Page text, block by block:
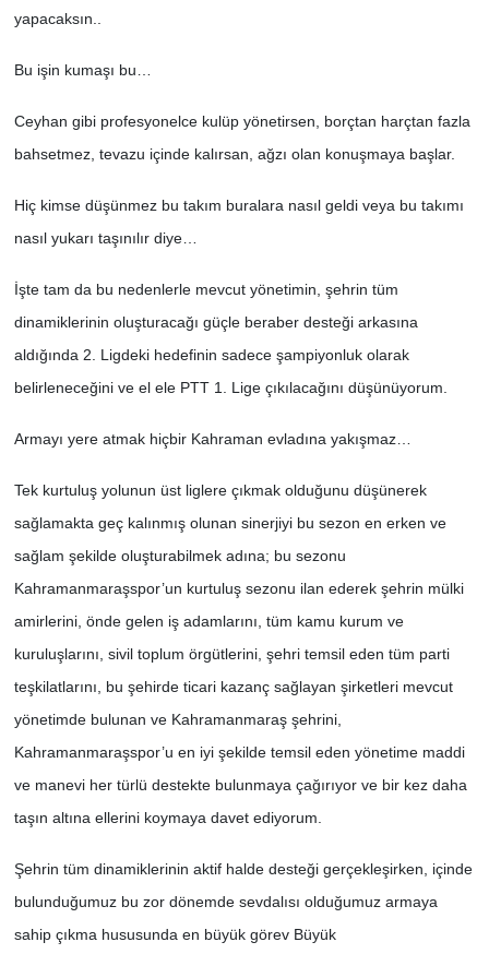
yapacaksın..
Bu işin kumaşı bu…
Ceyhan gibi profesyonelce kulüp yönetirsen, borçtan harçtan fazla
bahsetmez, tevazu içinde kalırsan, ağzı olan konuşmaya başlar.
Hiç kimse düşünmez bu takım buralara nasıl geldi veya bu takımı
nasıl yukarı taşınılır diye…
İşte tam da bu nedenlerle mevcut yönetimin, şehrin tüm
dinamiklerinin oluşturacağı güçle beraber desteği arkasına
aldığında 2. Ligdeki hedefinin sadece şampiyonluk olarak
belirleneceğini ve el ele PTT 1. Lige çıkılacağını düşünüyorum.
Armayı yere atmak hiçbir Kahraman evladına yakışmaz…
Tek kurtuluş yolunun üst liglere çıkmak olduğunu düşünerek
sağlamakta geç kalınmış olunan sinerjiyi bu sezon en erken ve
sağlam şekilde oluşturabilmek adına; bu sezonu
Kahramanmaraşspor’un kurtuluş sezonu ilan ederek şehrin mülki
amirlerini, önde gelen iş adamlarını, tüm kamu kurum ve
kuruluşlarını, sivil toplum örgütlerini, şehri temsil eden tüm parti
teşkilatlarını, bu şehirde ticari kazanç sağlayan şirketleri mevcut
yönetimde bulunan ve Kahramanmaraş şehrini,
Kahramanmaraşspor’u en iyi şekilde temsil eden yönetime maddi
ve manevi her türlü destekte bulunmaya çağırıyor ve bir kez daha
taşın altına ellerini koymaya davet ediyorum.
Şehrin tüm dinamiklerinin aktif halde desteği gerçekleşirken, içinde
bulunduğumuz bu zor dönemde sevdalısı olduğumuz armaya
sahip çıkma hususunda en büyük görev Büyük